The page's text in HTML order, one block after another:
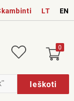
LT EN
Ieškoti
Patikusios 0